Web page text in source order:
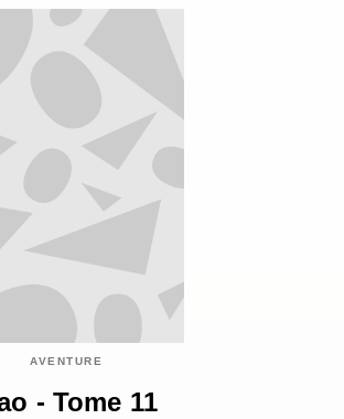
AVENTURE
- Tome 11